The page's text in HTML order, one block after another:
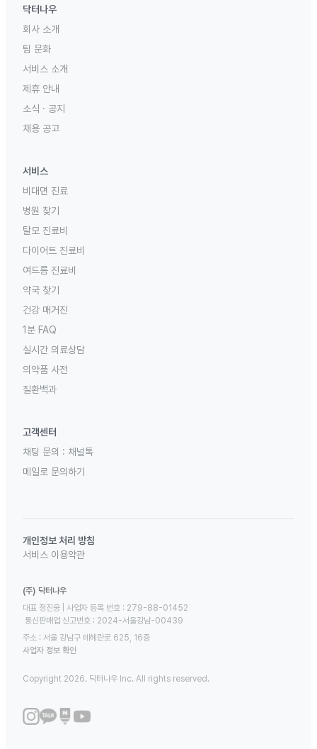
닥터나우
회사 소개
팀 문화
서비스 소개
제휴 안내
소식 · 공지
채용 공고
서비스
비대면 진료
병원 찾기
탈모 진료비
다이어트 진료비
여드름 진료비
약국 찾기
건강 매거진
1분 FAQ
실시간 의료상담
의약품 사전
질환백과
고객센터
채팅 문의 : 채널톡
메일로 문의하기
개인정보 처리 방침
서비스 이용약관
(주) 닥터나우
대표 정진웅 | 사업자 등록 번호 : 279-88-01452
통신판매업 신고번호 : 2024-서울강남-00439
주소 : 서울 강남구 테헤란로 625, 16층
사업자 정보 확인
Copyright 2026. 닥터나우 Inc. All rights reserved.